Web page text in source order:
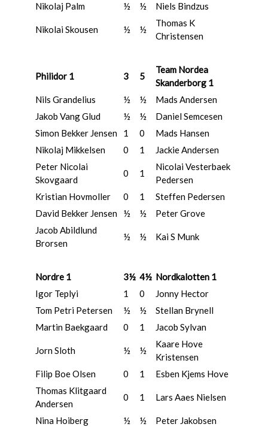
Nikolaj Palm
½ ½ Niels Bindzus
Nikolai Skousen ½ ½
Thomas K
Christensen
Philidor 1 3 5
Team Nordea
Skanderborg 1
Nils Grandelius
½ ½
Mads Andersen
Jakob Vang Glud
½ ½
Daniel Semcesen
Simon Bekker Jensen
1 0
Mads Hansen
Nikolaj Mikkelsen
0 1
Jackie Andersen
Peter Nicolai
Skovgaard
0 1
Nicolai Vesterbaek
Pedersen
Kristian Hovmoller
0 1
Steffen Pedersen
David Bekker Jensen
½ ½
Peter Grove
Jacob Abildlund
Brorsen
½ ½ Kai S Munk
Nordre 1 3½ 4½ Nordkalotten 1
Igor Teplyi
1 0
Jonny Hector
Tom Petri Petersen
½ ½
Stellan Brynell
Martin Baekgaard
0 1 Jacob Sylvan
Jorn Sloth ½ ½
Kaare Hove
Kristensen
Filip Boe Olsen
0 1
Esben Kjems Hove
Thomas Klitgaard
Andersen
0 1 Lars Aaes Nielsen
Nina Hoiberg ½ ½
Peter Jakobsen